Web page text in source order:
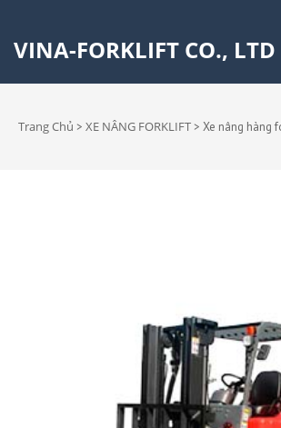
VINA-FORKLIFT CO., LTD
Trang Chủ > XE NÂNG FORKLIFT > Xe nâng hàng